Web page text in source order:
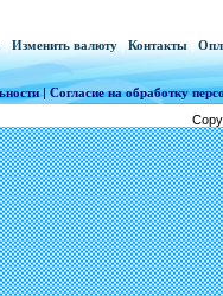
Изменить валюту Контакты
|Согласие на обработку